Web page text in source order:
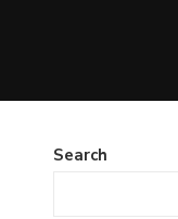
Search